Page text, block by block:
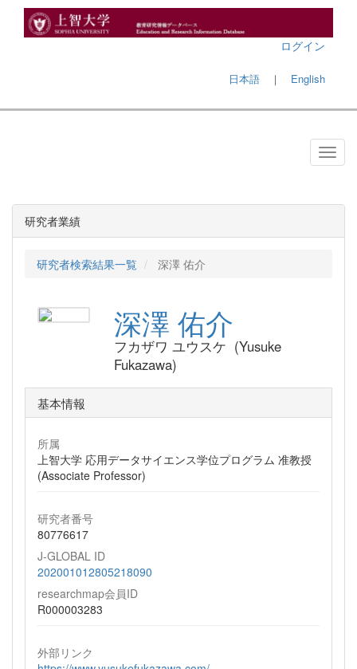
ログイン
日本語 ｜ English
研究者業績
研究者検索結果一覧 深澤 佑介
深澤 佑介
フカザワ ユウスケ (Yusuke
Fukazawa)
基本情報
所属
上智大学 応用データサイエンス学位プログラム 准教授
(Associate Professor)
研究者番号
80776617
J-GLOBAL ID
202001012805218090
researchmap会員ID
R000003283
外部リンク